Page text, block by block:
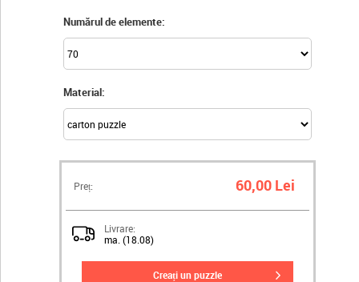
Numărul de elemente:
Material:
Preț: 60,00 Lei
Livrare:
ma. (18.08)
creați un puzzle